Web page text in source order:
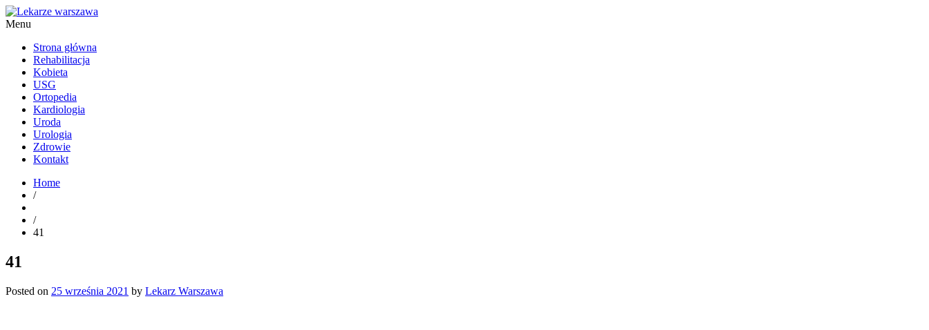
Menu
Strona główna
Rehabilitacja
Kobieta
USG
Ortopedia
Kardiologia
Uroda
Urologia
Zdrowie
Kontakt
Home
/
/
41
41
Posted on 25 września 2021 by Lekarz Warszawa